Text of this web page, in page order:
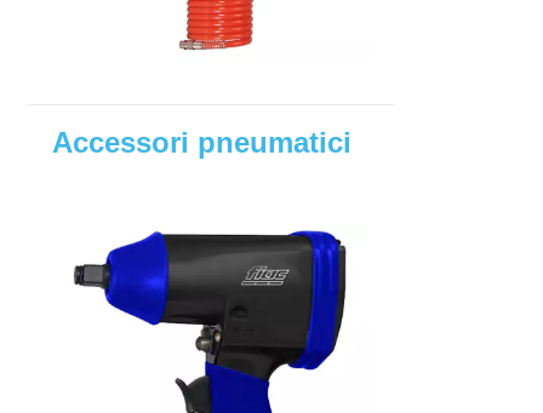
Accessori pneumatici